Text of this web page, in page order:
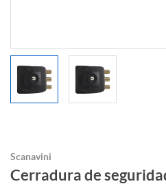
Scanavini
Cerradura de